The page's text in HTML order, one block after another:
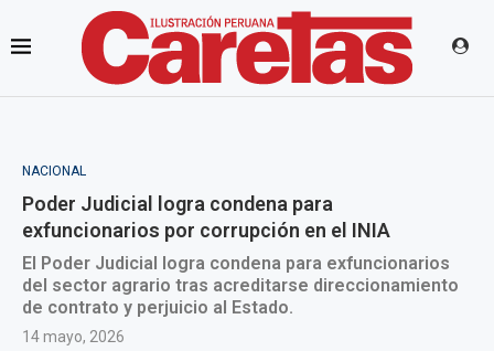
NACIONAL
Poder Judicial logra condena para
exfuncionarios por corrupción en el INIA
El Poder Judicial logra condena para exfuncionarios
del sector agrario tras acreditarse direccionamiento
de contrato y perjuicio al Estado.
14 mayo, 2026